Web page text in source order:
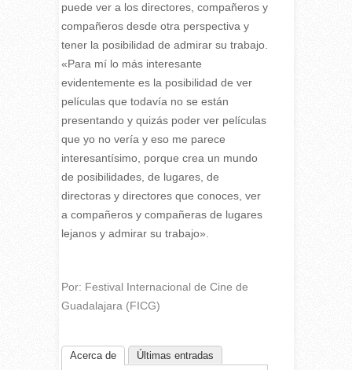
puede ver a los directores, compañeros y
compañeros desde otra perspectiva y
tener la posibilidad de admirar su trabajo.
«Para mí lo más interesante
evidentemente es la posibilidad de ver
películas que todavía no se están
presentando y quizás poder ver películas
que yo no vería y eso me parece
interesantísimo, porque crea un mundo
de posibilidades, de lugares, de
directoras y directores que conoces, ver
a compañeros y compañeras de lugares
lejanos y admirar su trabajo».
Por: Festival Internacional de Cine de
Guadalajara (FICG)
Acerca de Últimas entradas